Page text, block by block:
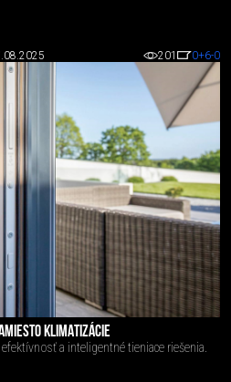
201 0+6-0
KLIMATIZÁCIE
a inteligentné tieniace riešenia.